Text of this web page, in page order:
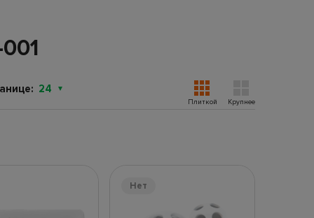
24
Плиткой Крупнее
Нет